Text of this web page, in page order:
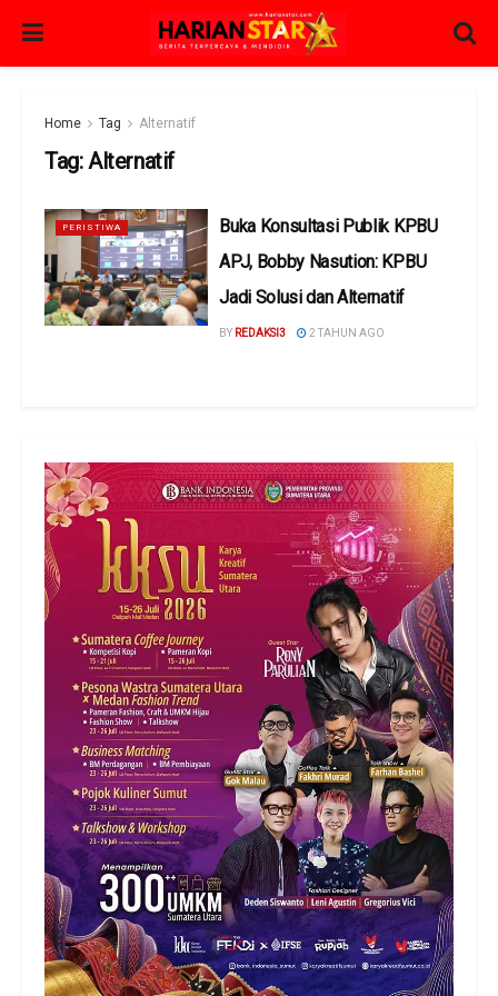
Home Tag Alternatif
Tag:Alternatif
PERISTIWA
Buka Konsultasi Publik KPBU
APJ, Bobby Nasution: KPBU
Jadi Solusi dan Alternatif
BY REDAKSI3 2 TAHUN AGO